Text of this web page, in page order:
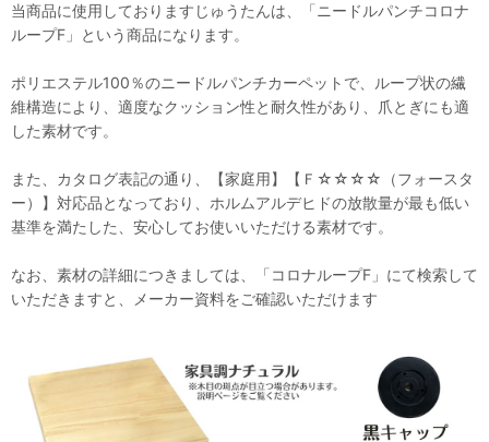
当商品に使用しておりますじゅうたんは、「ニードルパンチコロナ
ループF」という商品になります。
ポリエステル100％のニードルパンチカーペットで、ループ状の繊
維構造により、適度なクッション性と耐久性があり、爪とぎにも適
した素材です。
また、カタログ表記の通り、【家庭用】【Ｆ☆☆☆☆（フォースタ
ー）】対応品となっており、ホルムアルデヒドの放散量が最も低い
基準を満たした、安心してお使いいただける素材です。
なお、素材の詳細につきましては、「コロナループF」にて検索して
いただきますと、メーカー資料をご確認いただけます